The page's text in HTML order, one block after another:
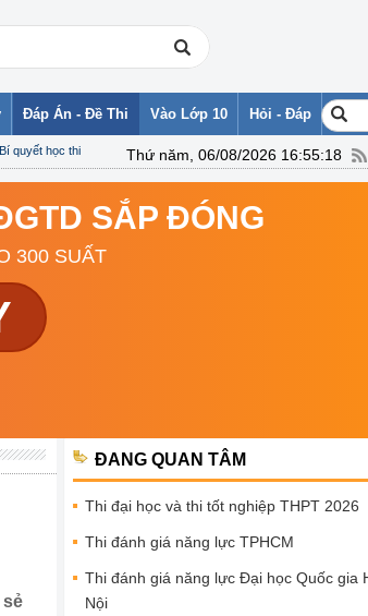
Đáp Án - Đề Thi
Bí quyết học thi
Vào Lớp 10 Hỏi - Đáp
Thứ năm, 06/08/2026 16:55:18
SẮP ĐÓNG
300 SUẤT
sẻ
ĐANG QUAN TÂM
Thi đại học và thi tốt nghiệp THPT 2026
Thi đánh giá năng lực TPHCM
Thi đánh giá năng lực Đại học Quốc gia
Nội